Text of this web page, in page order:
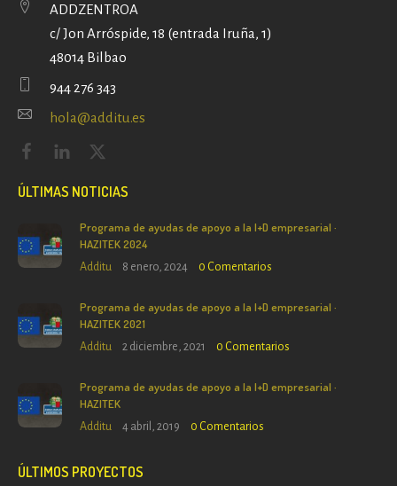
ADDZENTROA
c/ Jon Arróspide, 18 (entrada Iruña, 1)
48014 Bilbao
944 276 343
hola@additu.es
ÚLTIMAS NOTICIAS
Programa de ayudas de apoyo a la I+D empresarial ·
HAZITEK 2024
Additu 8 enero, 2024 0 Comentarios
Programa de ayudas de apoyo a la I+D empresarial ·
HAZITEK 2021
Additu 2 diciembre, 2021 0 Comentarios
Programa de ayudas de apoyo a la I+D empresarial ·
HAZITEK
Additu 4 abril, 2019 0 Comentarios
ÚLTIMOS PROYECTOS